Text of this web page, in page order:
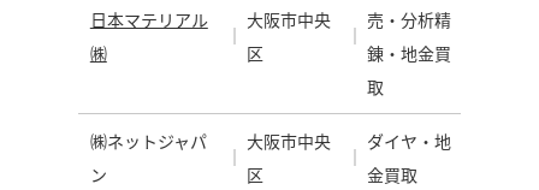
日本マテリアル
㈱
大阪市中央
区
売・分析精
錬・地金買
取
㈱ネットジャパ
ン
大阪市中央
区
ダイヤ・地
金買取